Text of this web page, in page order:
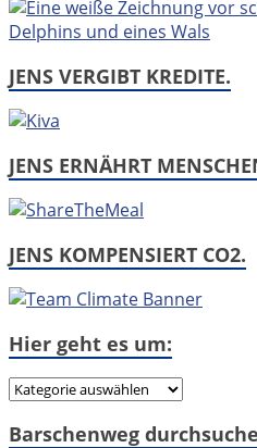
JENS VERGIBT KREDITE.
JENS ERNÄHRT
JENS KOMPENSIERT CO2.
Hier geht es um:
Hier
es
Barschenweg